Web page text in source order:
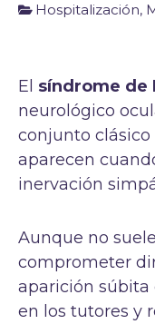
Hospitalización,
El síndrome de
neurológico
conjunto
aparecen
inervación
Aunque no
comprometer
aparición súbita
en los tutores y